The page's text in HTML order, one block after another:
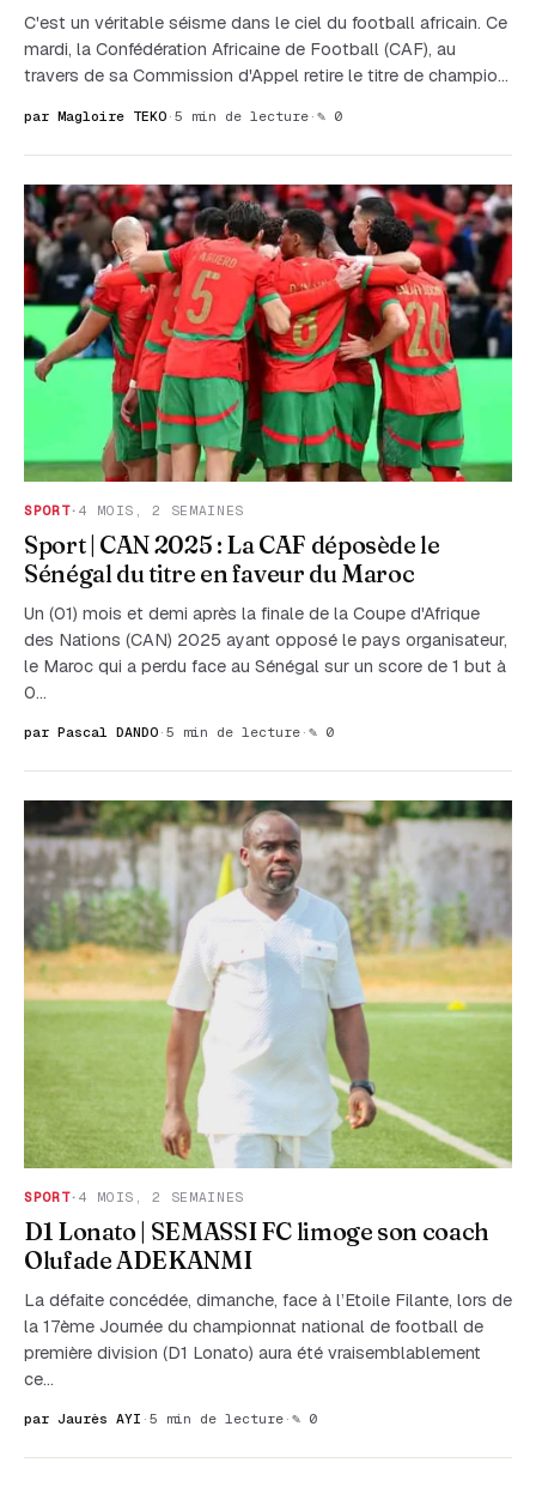
C'est un véritable séisme dans le ciel du football africain. Ce
mardi, la Confédération Africaine de Football (CAF), au
travers de sa Commission d'Appel retire le titre de champio…
par Magloire TEKO · 5 min de lecture · ✎ 0
SPORT·4 MOIS, 2 SEMAINES
Sport | CAN 2025 : La CAF déposède le
Sénégal du titre en faveur du Maroc
Un (01) mois et demi après la finale de la Coupe d'Afrique
des Nations (CAN) 2025 ayant opposé le pays organisateur,
le Maroc qui a perdu face au Sénégal sur un score de 1 but à
0…
par Pascal DANDO · 5 min de lecture · ✎ 0
SPORT·4 MOIS, 2 SEMAINES
D1 Lonato | SEMASSI FC limoge son coach
Olufade ADEKANMI
La défaite concédée, dimanche, face à l’Etoile Filante, lors de
la 17ème Journée du championnat national de football de
première division (D1 Lonato) aura été vraisemblablement
ce…
par Jaurès AYI · 5 min de lecture · ✎ 0